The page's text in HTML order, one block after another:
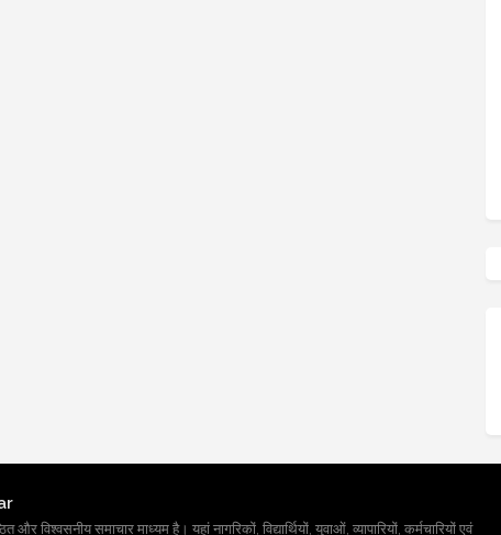
और विश्वसनीय समाचार माध्यम है। यहां नागरिकों, विद्यार्थियों, युवाओं, व्यापारियों, कर्मचारियों एवं